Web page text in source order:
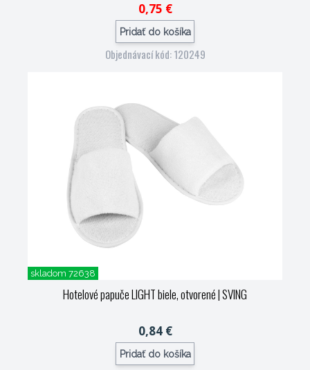
0,75 €
Pridať do košíka
Objednávací kód: 120249
skladom 72638
Hotelové papuče LIGHT biele, otvorené| SVING
0,84 €
Pridať do košíka